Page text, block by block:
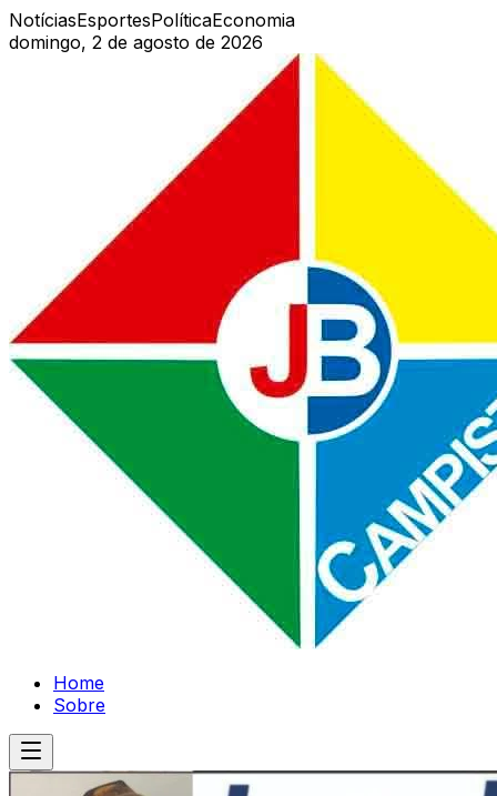
NotíciasEsportesPolíticaEconomia
domingo, 2 de agosto de 2026
Home
Sobre